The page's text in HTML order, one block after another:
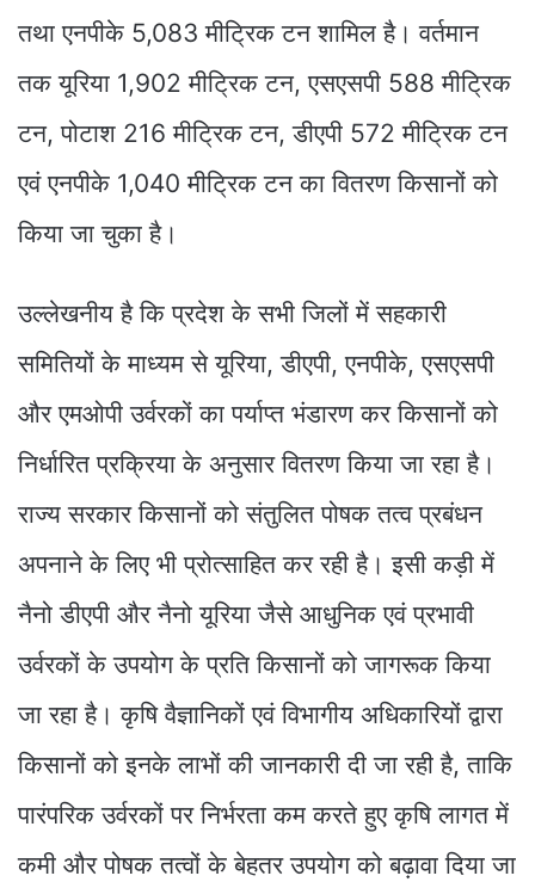
तथा एनपीके 5,083 मीट्रिक टन शामिल है। वर्तमान
तक यूरिया 1,902 मीट्रिक टन, एसएसपी 588 मीट्रिक
टन, पोटाश 216 मीट्रिक टन, डीएपी 572 मीट्रिक टन
एवं एनपीके 1,040 मीट्रिक टन का वितरण किसानों को
किया जा चुका है।
उल्लेखनीय है कि प्रदेश के सभी जिलों में सहकारी
समितियों के माध्यम से यूरिया, डीएपी, एनपीके, एसएसपी
और एमओपी उर्वरकों का पर्याप्त भंडारण कर किसानों को
निर्धारित प्रक्रिया के अनुसार वितरण किया जा रहा है।
राज्य सरकार किसानों को संतुलित पोषक तत्व प्रबंधन
अपनाने के लिए भी प्रोत्साहित कर रही है। इसी कड़ी में
नैनो डीएपी और नैनो यूरिया जैसे आधुनिक एवं प्रभावी
उर्वरकों के उपयोग के प्रति किसानों को जागरूक किया
जा रहा है। कृषि वैज्ञानिकों एवं विभागीय अधिकारियों द्वारा
किसानों को इनके लाभों की जानकारी दी जा रही है, ताकि
पारंपरिक उर्वरकों पर निर्भरता कम करते हुए कृषि लागत में
कमी और पोषक तत्वों के बेहतर उपयोग को बढ़ावा दिया जा